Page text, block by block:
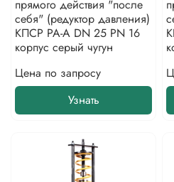
прямого действия "после
себя" (редуктор давления)
КПСР РА-А DN 25 PN 16
корпус серый чугун
Цена по запросу
Узнать